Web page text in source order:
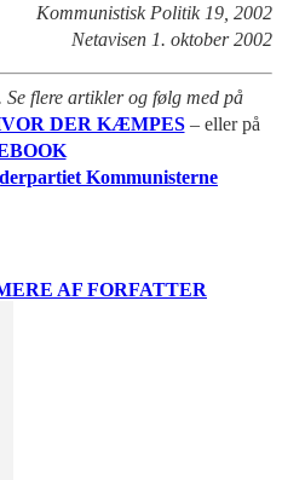
Kommunistisk Politik 19, 2002
Netavisen 1. oktober 2002
flere artikler og følg med på
DER KÆMPES – eller på
Kommunisterne
AF FORFATTER